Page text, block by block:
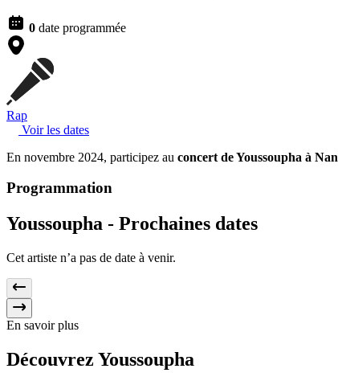
0 date programmée
Rap
Voir les dates
En novembre 2024, participez au concert de Youssoupha à
Programmation
Youssoupha - Prochaines dates
Cet artiste n’a pas de date à venir.
En savoir plus
Découvrez Youssoupha